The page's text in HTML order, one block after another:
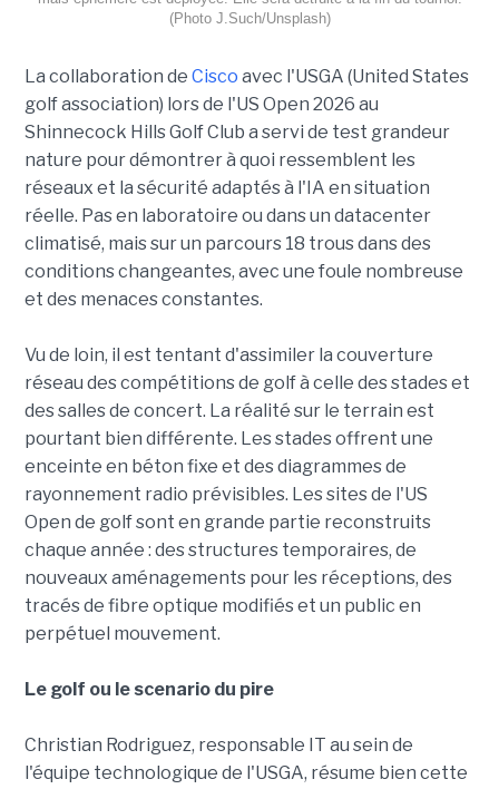
(Photo J.Such/Unsplash)
La collaboration de Cisco avec l'USGA (United States
golf association) lors de l'US Open 2026 au
Shinnecock Hills Golf Club a servi de test grandeur
nature pour démontrer à quoi ressemblent les
réseaux et la sécurité adaptés à l'IA en situation
réelle. Pas en laboratoire ou dans un datacenter
climatisé, mais sur un parcours 18 trous dans des
conditions changeantes, avec une foule nombreuse
et des menaces constantes.
Vu de loin, il est tentant d'assimiler la couverture
réseau des compétitions de golf à celle des stades et
des salles de concert. La réalité sur le terrain est
pourtant bien différente. Les stades offrent une
enceinte en béton fixe et des diagrammes de
rayonnement radio prévisibles. Les sites de l'US
Open de golf sont en grande partie reconstruits
chaque année : des structures temporaires, de
nouveaux aménagements pour les réceptions, des
tracés de fibre optique modifiés et un public en
perpétuel mouvement.
Le golf ou le scenario du pire
Christian Rodriguez, responsable IT au sein de
l'équipe technologique de l'USGA, résume bien cette